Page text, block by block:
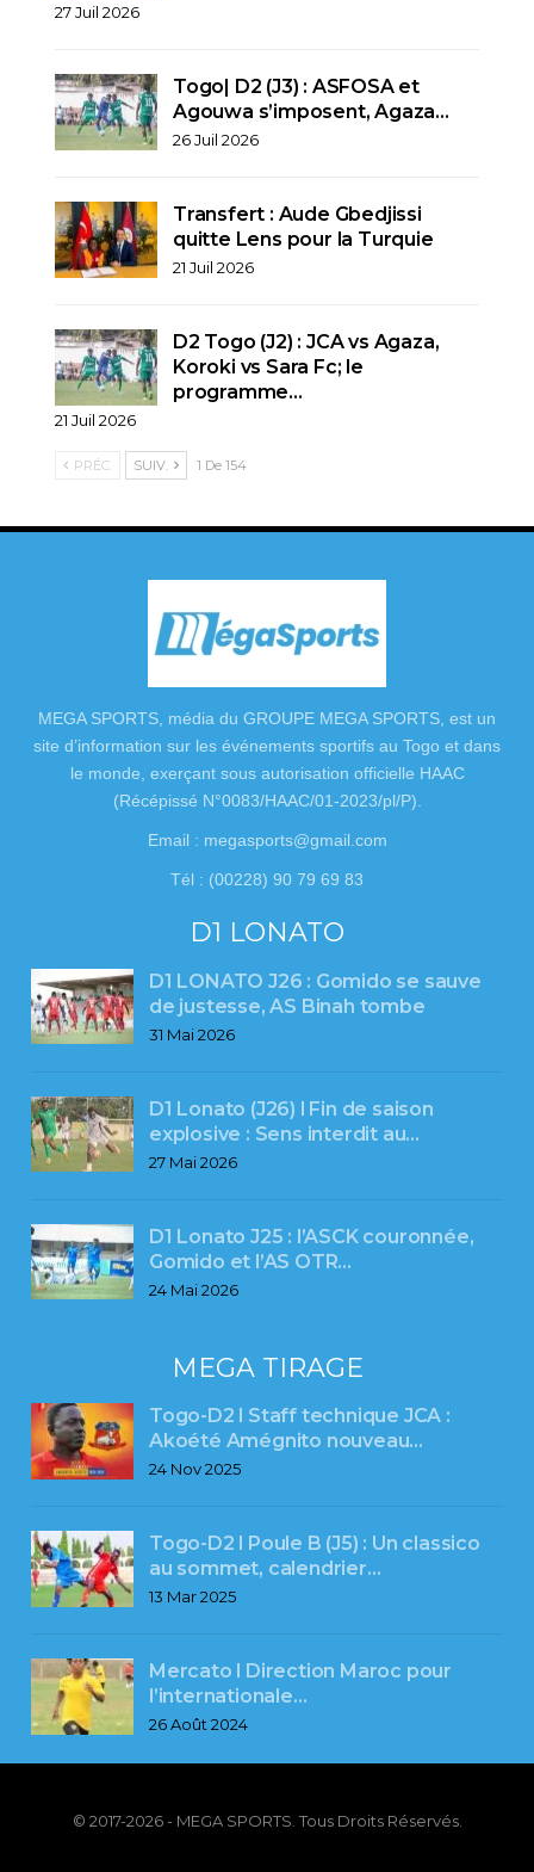
27 Juil 2026
Togo| D2 (J3) : ASFOSA et
Agouwa s’imposent, Agaza…
26 Juil 2026
Transfert : Aude Gbedjissi
quitte Lens pour la Turquie
21 Juil 2026
D2 Togo (J2) : JCA vs Agaza,
Koroki vs Sara Fc; le
programme…
21 Juil 2026
PRÉC. SUIV. 1 De 154
MEGA SPORTS, média du GROUPE MEGA SPORTS, est un
site d’information sur les événements sportifs au Togo et dans
le monde, exerçant sous autorisation officielle HAAC
(Récépissé N°0083/HAAC/01-2023/pl/P).
Email : megasports@gmail.com
Tél : (00228) 90 79 69 83
D1 LONATO
D1 LONATO J26 : Gomido se sauve
de justesse, AS Binah tombe
31 Mai 2026
D1 Lonato (J26) l Fin de saison
explosive : Sens interdit au…
27 Mai 2026
D1 Lonato J25 : l’ASCK couronnée,
Gomido et l’AS OTR…
24 Mai 2026
MEGA TIRAGE
Togo-D2 l Staff technique JCA :
Akoété Amégnito nouveau…
24 Nov 2025
Togo-D2 l Poule B (J5) : Un classico
au sommet, calendrier…
13 Mar 2025
Mercato l Direction Maroc pour
l’internationale…
26 Août 2024
© 2017-2026 - MEGA SPORTS. Tous Droits Réservés.